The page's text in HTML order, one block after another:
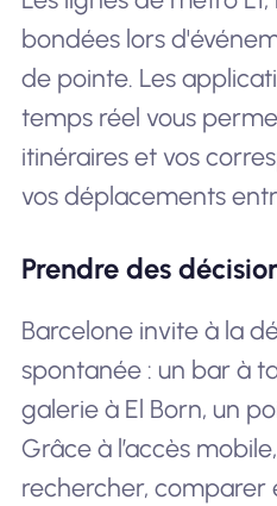
bondées lors
de pointe. Les
temps réel vous
itinéraires et vos
vos déplacements
Prendre des
Barcelone invite à la
spontanée : un bar à
galerie à El Born, un
Grâce à l’accès
rechercher, comparer